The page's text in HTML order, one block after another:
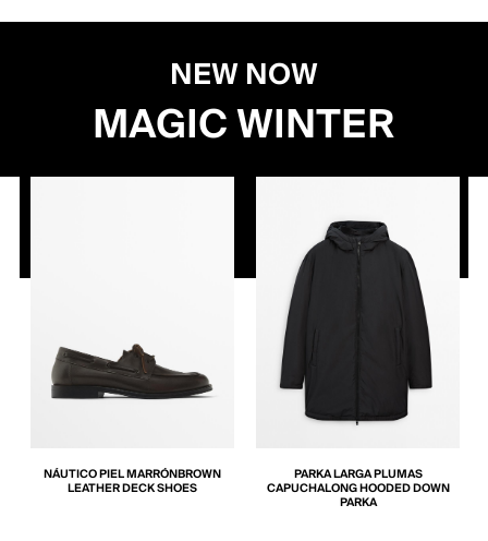
NEW NOW
MAGIC WINTER
NÁUTICO PIEL MARRÓNBROWN
LEATHER DECK SHOES
PARKA LARGA PLUMAS
CAPUCHALONG HOODED DOWN
PARKA